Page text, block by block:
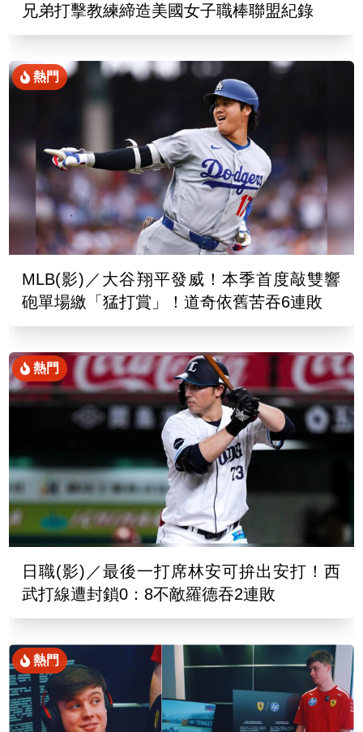
兄弟打擊教練締造美國女子職棒聯盟紀錄
熱門
MLB(影)／大谷翔平發威！本季首度敲雙響
砲單場繳「猛打賞」！道奇依舊苦吞6連敗
熱門
日職(影)／最後一打席林安可拚出安打！西
武打線遭封鎖0：8不敵羅德吞2連敗
熱門